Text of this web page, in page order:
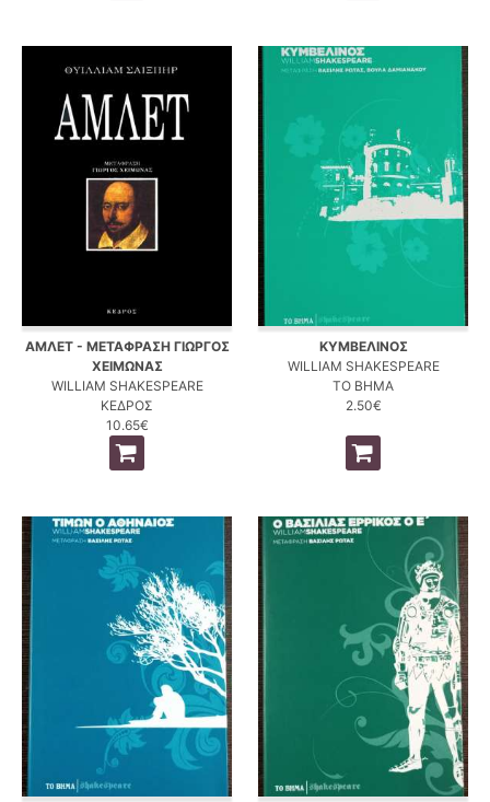
ΑΜΛΕΤ - ΜΕΤΑΦΡΑΣΗ ΓΙΩΡΓΟΣ
ΧΕΙΜΩΝΑΣ
WILLIAM SHAKESPEARE
ΚΕΔΡΟΣ
10.65€
ΚΥΜΒΕΛΙΝΟΣ
WILLIAM SHAKESPEARE
ΤΟ ΒΗΜΑ
2.50€